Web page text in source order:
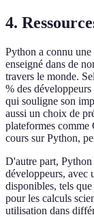
4.
Python a connu une
enseigné dans de
travers le monde.
% des
qui souligne son
aussi un choix de
plateformes
cours sur Python,
D'autre part, Python
développeurs, avec
disponibles, tels que
pour les calculs
utilisation dans